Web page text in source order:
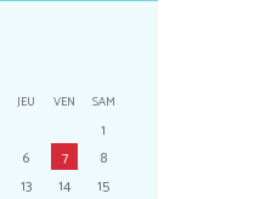
JEU VEN SAM
1
6 7
8
13 14
15